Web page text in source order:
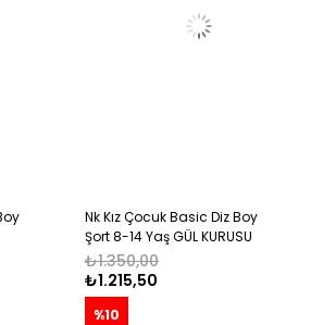
Nk Kız Çocuk Basic Diz Boy
Şort 8-14 Yaş GÜL KURUSU
₺1.215,50
₺1.350,00
%10